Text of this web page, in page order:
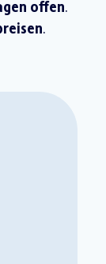
offen.
.